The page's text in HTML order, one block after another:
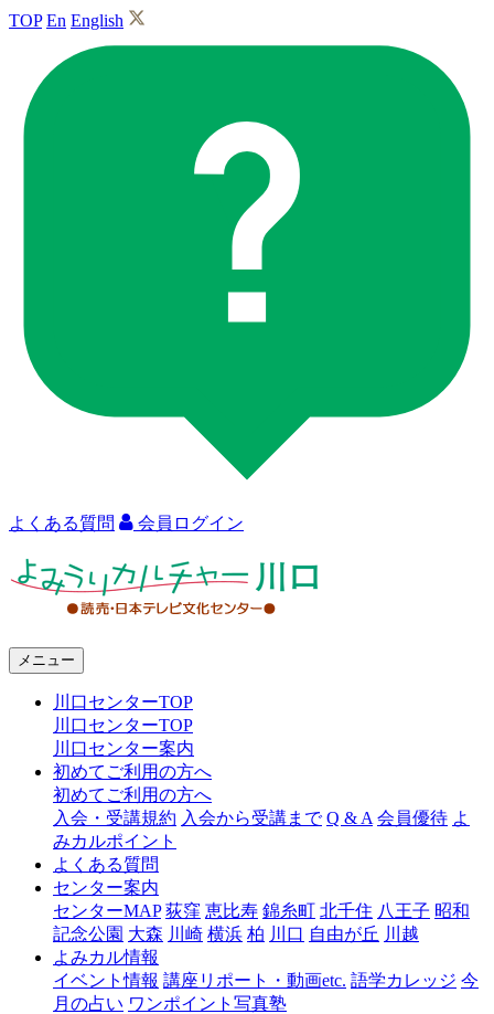
TOP En English
よくある質問 会員ログイン
ャ
口
メニュー
川口センターTOP
川口センターTOP
川口センター案内
初めてご利用の方へ
初めてご利用の方へ
入会・受講規約 入会から受講まで Q & A 会員優待 よ
みカルポイント
よくある質問
センター案内
センターMAP 荻窪 恵比寿 錦糸町 北千住 八王子 昭和
記念公園 大森 川崎 横浜 柏 川口 自由が丘 川越
よみカル情報
イベント情報 講座リポート・動画etc. 語学カレッジ 今
月の占い ワンポイント写真塾